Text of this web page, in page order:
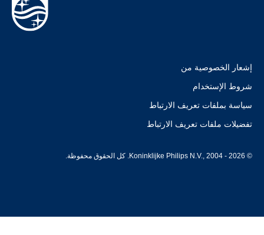
إشعار الخصوصية من
شروط الإستخدام
سياسة بملفات تعريف الارتباط
تفضيلات ملفات تعريف الارتباط
© Koninklijke Philips N.V., 2004 - 2026. كل الحقوق محفوظة.